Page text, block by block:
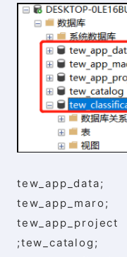
tew_app_data;
tew_app_maro;
tew_app_project
;tew_catalog;